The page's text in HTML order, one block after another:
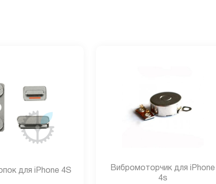
для iPhone 4S
Вибромоторчик для iPhone
4s